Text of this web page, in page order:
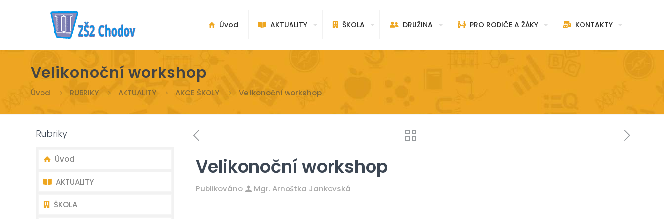
Úvod AKTUALITY ŠKOLA DRUŽINA PRO RODIČE A ŽÁKY KONTAKTY
Velikonoční workshop
Úvod RUBRIKY AKTUALITY AKCE ŠKOLY Velikonoční workshop
Velikonoční workshop
Publikováno Mgr. Arnoštka Jankovská
Rubriky
Úvod
AKTUALITY
Nejnovější aktuality
ŠKOLA